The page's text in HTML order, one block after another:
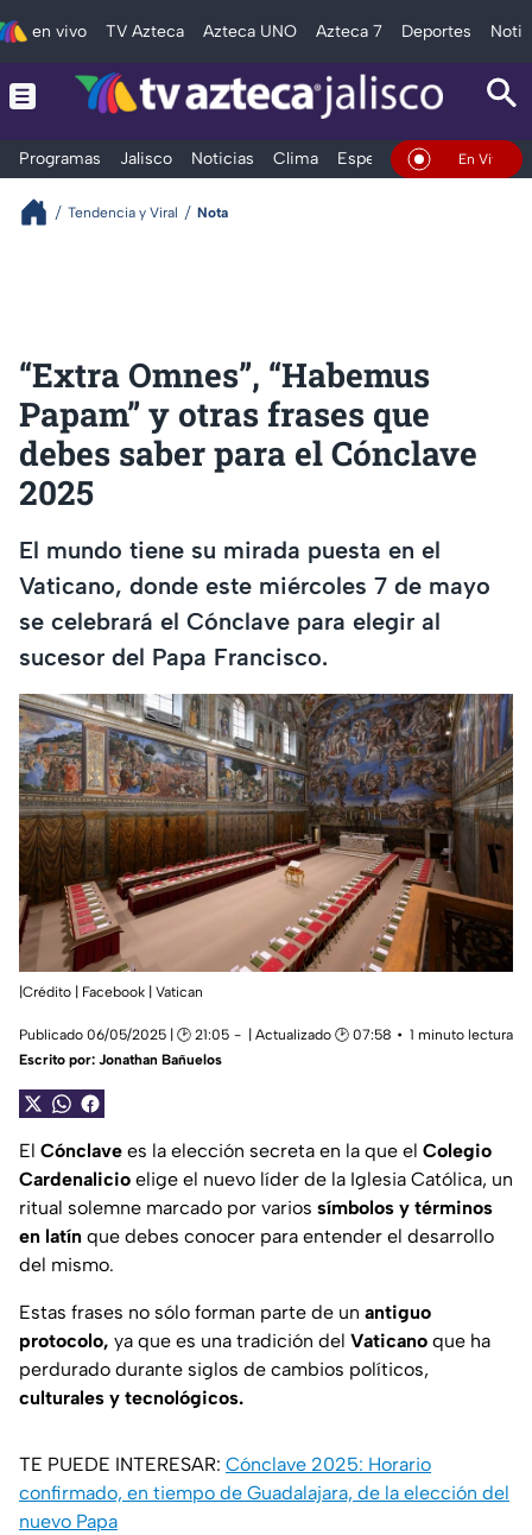
en vivo TV Azteca Azteca UNO Azteca 7 Deportes
Programas Jalisco Noticias Clima Espectáculos Deportes
En Vivo
Tendencia y Viral Nota
“Extra Omnes”, “Habemus
Papam” y otras frases que
debes saber para el Cónclave
2025
El mundo tiene su mirada puesta en el
Vaticano, donde este miércoles 7 de mayo
se celebrará el Cónclave para elegir al
sucesor del Papa Francisco.
|Crédito | Facebook | Vatican
Publicado 06/05/2025 | 🕑 21:05 | Actualizado 🕑 07:58
1 minuto lectura
Escrito por: Jonathan Bañuelos
El Cónclave es la elección secreta en la que el Colegio
Cardenalicio elige el nuevo líder de la Iglesia Católica, un
ritual solemne marcado por varios símbolos y términos
en latín que debes conocer para entender el desarrollo
del mismo.
Estas frases no sólo forman parte de un antiguo
protocolo, ya que es una tradición del Vaticano que ha
perdurado durante siglos de cambios políticos,
culturales y tecnológicos.
TE PUEDE INTERESAR: Cónclave 2025: Horario
confirmado, en tiempo de Guadalajara, de la elección del
nuevo Papa